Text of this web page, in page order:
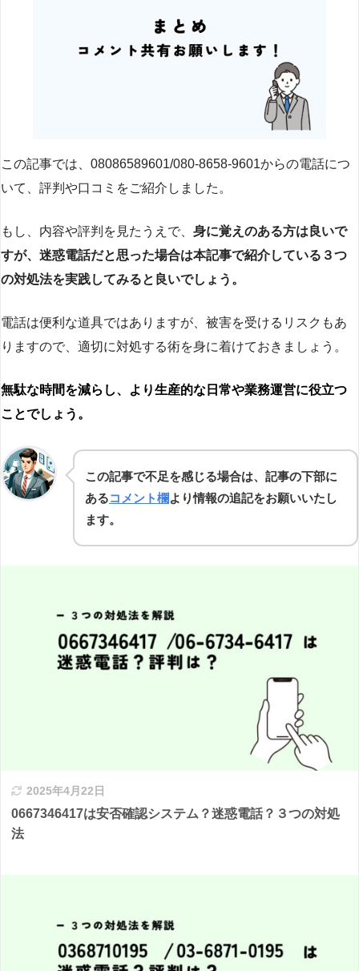
この記事では、08086589601/080-8658-9601からの電話につ
いて、評判や口コミをご紹介しました。
もし、内容や評判を見たうえで、 身に覚えのある方は良いで
すが、迷惑電話だと思った場合は本記事で紹介している３つ
の対処法を実践してみると良いでしょう。
電話は便利な道具ではありますが、被害を受けるリスクもあ
りますので、適切に対処する術を身に着けておきましょう。
無駄な時間を減らし、より生産的な日常や業務運営に役立つ
ことでしょう。
この記事で不足を感じる場合は、記事の下部に
あるコメント欄より情報の追記をお願いいたし
ます。
2025年4月22日
0667346417は安否確認システム？迷惑電話？３つの対処
法